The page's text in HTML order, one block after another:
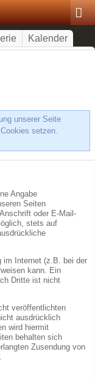
Kalender
unserer Seite
setzen.
Angabe
Seiten
oder E-Mail-
stets auf
im Internet (z.B. bei der
kann. Ein
Dritte ist nicht
veröffentlichten
ausdrücklich
wird hiermit
behalten sich
Zusendung von